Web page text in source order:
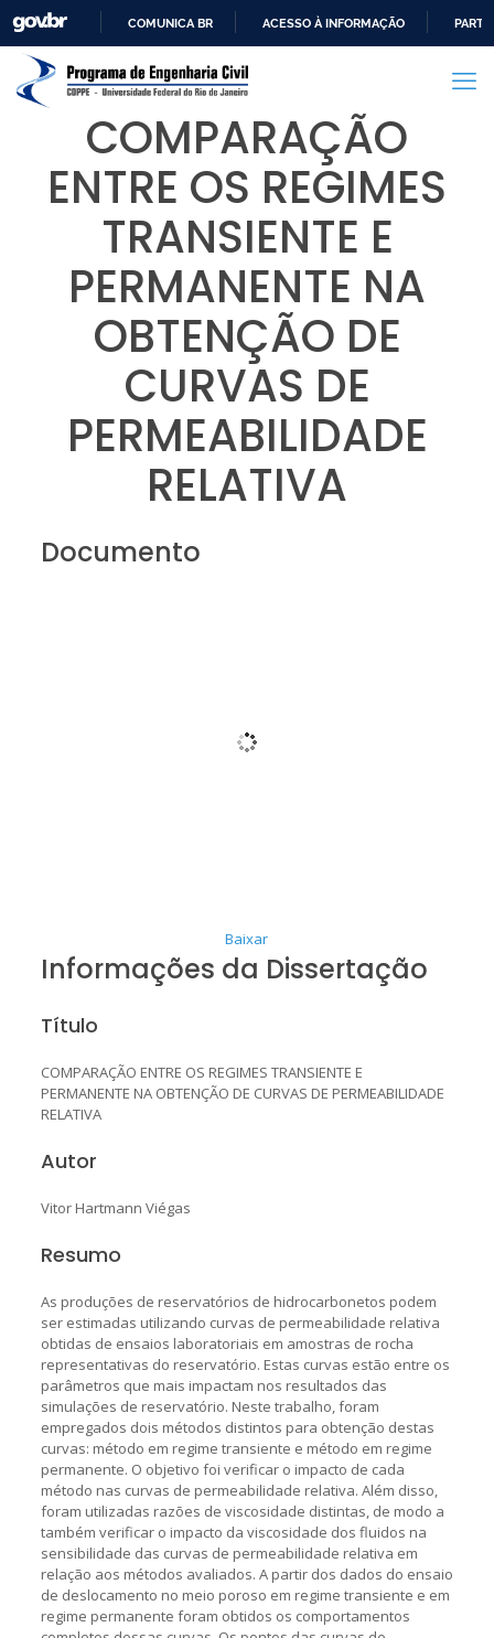
PARA
CONTEÚDO
COMUNICA BR ACESSO À INFORMAÇÃO
COMPARAÇÃO
ENTRE OS REGIMES
TRANSIENTE E
PERMANENTE NA
OBTENÇÃO DE
CURVAS DE
PERMEABILIDADE
RELATIVA
Documento
Baixar
Informações da Dissertação
Título
COMPARAÇÃO ENTRE OS REGIMES TRANSIENTE E
PERMANENTE NA OBTENÇÃO DE CURVAS DE PERMEABILIDADE
RELATIVA
Autor
Vitor Hartmann Viégas
Resumo
As produções de reservatórios de hidrocarbonetos podem
ser estimadas utilizando curvas de permeabilidade relativa
obtidas de ensaios laboratoriais em amostras de rocha
representativas do reservatório. Estas curvas estão entre os
parâmetros que mais impactam nos resultados das
simulações de reservatório. Neste trabalho, foram
empregados dois métodos distintos para obtenção destas
curvas: método em regime transiente e método em regime
permanente. O objetivo foi verificar o impacto de cada
método nas curvas de permeabilidade relativa. Além disso,
foram utilizadas razões de viscosidade distintas, de modo a
também verificar o impacto da viscosidade dos fluidos na
sensibilidade das curvas de permeabilidade relativa em
relação aos métodos avaliados. A partir dos dados do ensaio
de deslocamento no meio poroso em regime transiente e em
regime permanente foram obtidos os comportamentos